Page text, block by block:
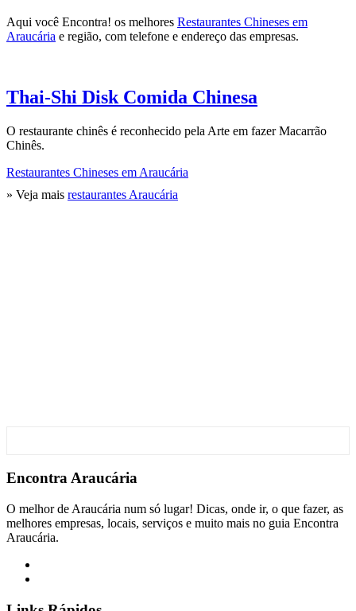
Aqui você Encontra! os melhores Restaurantes Chineses em
Araucária e região, com telefone e endereço das empresas.
Thai-Shi Disk Comida Chinesa
O restaurante chinês é reconhecido pela Arte em fazer Macarrão
Chinês.
Restaurantes Chineses em Araucária
» Veja mais restaurantes Araucária
EncontraAraucária
O melhor de Araucária num só lugar! Dicas, onde ir, o que fazer, as
melhores empresas, locais, serviços e muito mais no guia Encontra
Araucária.